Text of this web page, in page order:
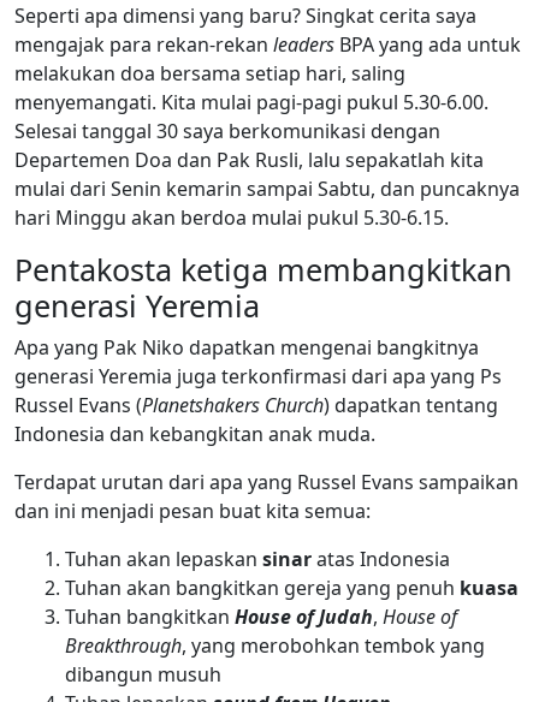
Seperti apa dimensi yang baru? Singkat cerita saya
mengajak para rekan-rekan leaders BPA yang ada untuk
melakukan doa bersama setiap hari, saling
menyemangati. Kita mulai pagi-pagi pukul 5.30-6.00.
Selesai tanggal 30 saya berkomunikasi dengan
Departemen Doa dan Pak Rusli, lalu sepakatlah kita
mulai dari Senin kemarin sampai Sabtu, dan puncaknya
hari Minggu akan berdoa mulai pukul 5.30-6.15.
Pentakosta ketiga membangkitkan
generasi Yeremia
Apa yang Pak Niko dapatkan mengenai bangkitnya
generasi Yeremia juga terkonfirmasi dari apa yang Ps
Russel Evans (Planetshakers Church) dapatkan tentang
Indonesia dan kebangkitan anak muda.
Terdapat urutan dari apa yang Russel Evans sampaikan
dan ini menjadi pesan buat kita semua:
Tuhan akan lepaskan sinaratas Indonesia
Tuhan akan bangkitkan gereja yang penuh kuasa
Tuhan bangkitkan House of Judah, House of
Breakthrough, yang merobohkan tembok yang
dibangun musuh